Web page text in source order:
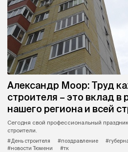
Александр Моор: Труд
строителя – это вклад в
нашего региона и всей
Сегодня свой профессиональный
строители.
#День строителя
#поздравление
#новости Тюмени
#тк